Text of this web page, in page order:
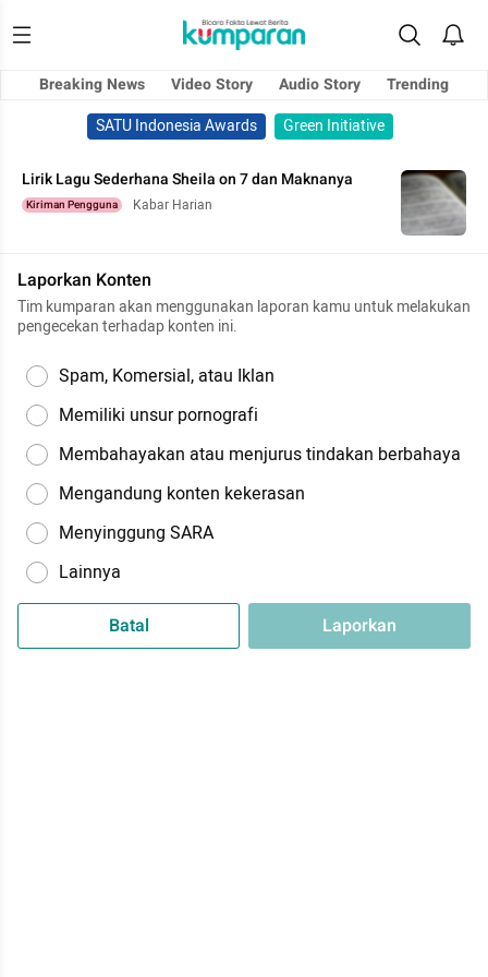
Breaking News Video Story Audio Story
Trending
SATU Indonesia Awards
Green Initiative
Lirik Lagu Sederhana Sheila on 7 dan Maknanya
Kiriman Pengguna Kabar Harian
Laporkan Konten
Tim kumparan akan menggunakan laporan kamu untuk melakukan
pengecekan terhadap konten ini.
Spam, Komersial, atau Iklan
Memiliki unsur pornografi
Membahayakan atau menjurus tindakan berbahaya
Mengandung konten kekerasan
Menyinggung SARA
Lainnya
Batal Laporkan